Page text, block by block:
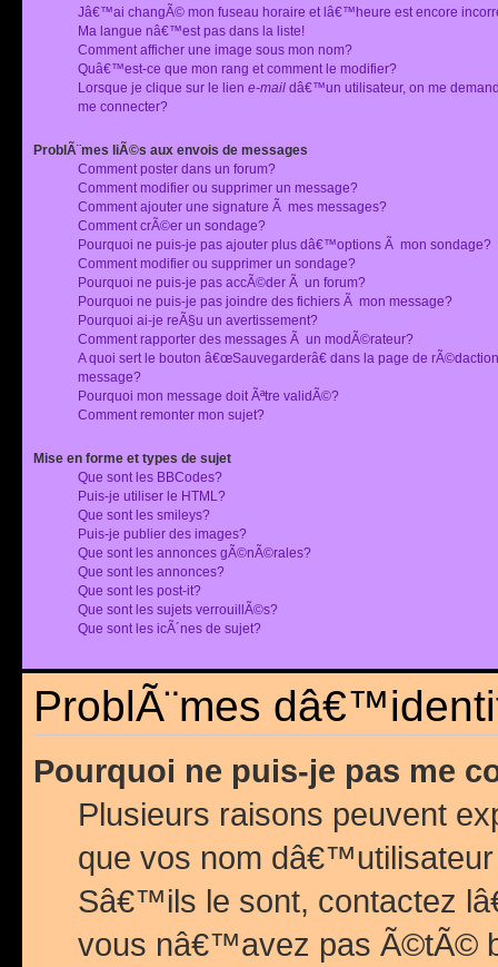
Jâ€™ai changÃ© mon fuseau horaire et lâ€™heure est encore
Ma langue nâ€™est pas dans la liste!
Comment afficher une image sous mon nom?
Quâ€™est-ce que mon rang et comment le modifier?
Lorsque je clique sur le lien e-mail dâ€™un utilisateur, on me
me connecter?
ProblÃ¨mes liÃ©s aux envois de messages
Comment poster dans un forum?
Comment modifier ou supprimer un message?
Comment ajouter une signature Ã mes messages?
Comment crÃ©er un sondage?
Pourquoi ne puis-je pas ajouter plus dâ€™options Ã mon sondage?
Comment modifier ou supprimer un sondage?
Pourquoi ne puis-je pas accÃ©der Ã un forum?
Pourquoi ne puis-je pas joindre des fichiers Ã mon message?
Pourquoi ai-je reÃ§u un avertissement?
Comment rapporter des messages Ã un modÃ©rateur?
A quoi sert le bouton â€œSauvegarderâ€ dans la page de
message?
Pourquoi mon message doit Ãªtre validÃ©?
Comment remonter mon sujet?
Mise en forme et types de sujet
Que sont les BBCodes?
Puis-je utiliser le HTML?
Que sont les smileys?
Puis-je publier des images?
Que sont les annonces gÃ©nÃ©rales?
Que sont les annonces?
Que sont les post-it?
Que sont les sujets verrouillÃ©s?
Que sont les icÃ´nes de sujet?
ProblÃ¨mes
Pourquoi ne puis-je pas me
Plusieurs raisons peuvent
que vos nom
Sâ€™ils le sont, contactez
vous nâ€™avez pas Ã©tÃ©